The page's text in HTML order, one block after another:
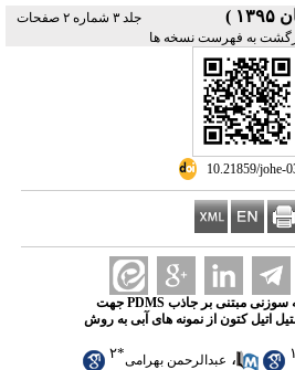
جلد ۳ شماره ۲ صفحات
به فهرست نسخه ها
10.21859/johe-
طراحی و توسعه یک تله سوزنی مبتنی بر جاذب PDMS جهت
اتیل کتون از نمونه های آبی به روش
۱ ، عبدالرحمن بهرامی*۲